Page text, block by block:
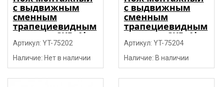
с выдвижным
сменным
трапециевидным
лезвием SK5, Al,
TPR, 4 лезвия
"Yato"
Артикул: YT-75202
Наличие: Нет в наличии
с выдвижным
сменным
трапециевидным
лезвием SK5, Al,
TPR, 5 лезвия
"Yato"
Артикул: YT-75204
Наличие: В наличии